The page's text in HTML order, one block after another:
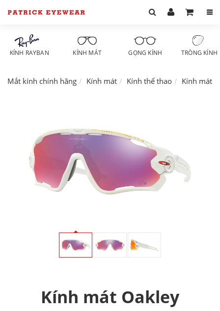
KÍNH RAYBAN KÍNH MÁT GỌNG KÍNH TRÒNG KÍNH
Mắt kính chính hãng Kính mát Kính thể thao Kính mát
Kính mát Oakley